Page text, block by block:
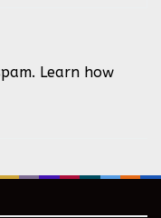
Learn how